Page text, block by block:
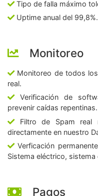
Tipo de falla máximo
Uptime anual del 99,8%.
Monitoreo
Monitoreo de todos
real.
Verificación de
prevenir caídas repentinas.
Filtro de Spam real
directamente en nuestro
Verficación
Sistema eléctrico,
Pagos